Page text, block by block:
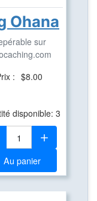
Ohana
sur
: $8.00
disponible: 3
Au panier